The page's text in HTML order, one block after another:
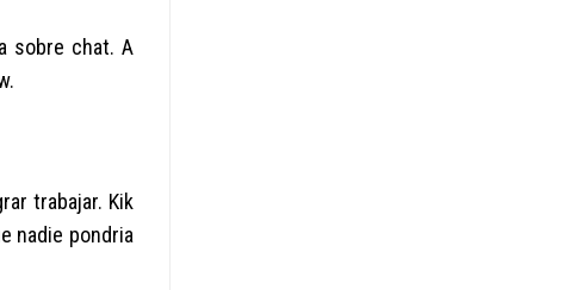
sobre chat. A
trabajar. Kik
nadie pondri­a